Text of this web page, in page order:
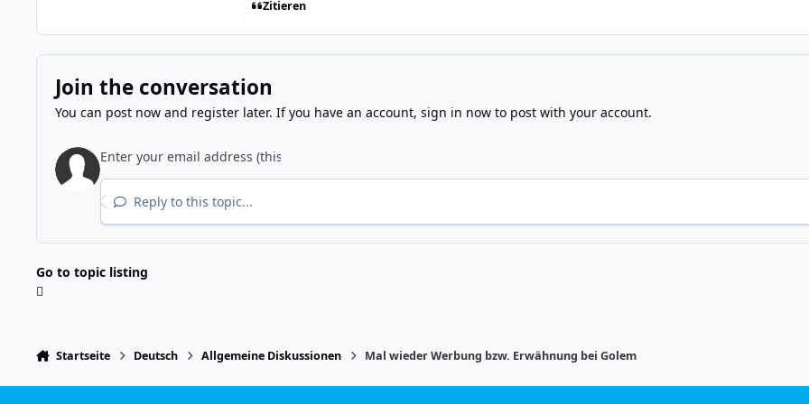
Zitieren
Join the conversation
You can post now and register later. If you have an account, sign in nowto post with your account.
Reply to this topic...
Go to topic listing
Startseite Deutsch Allgemeine Diskussionen Mal wieder Werbung bzw. Erwähnung bei Golem